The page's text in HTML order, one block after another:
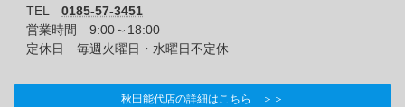
TEL 0185-57-3451
営業時間 9:00～18:00
定休日 毎週火曜日・水曜日不定休
秋田能代店の詳細はこちら ＞＞